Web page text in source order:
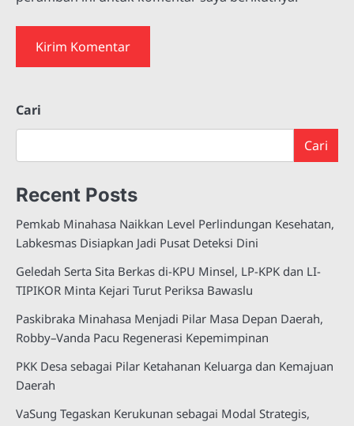
Cari
Cari
Recent Posts
Pemkab Minahasa Naikkan Level Perlindungan Kesehatan,
Labkesmas Disiapkan Jadi Pusat Deteksi Dini
Geledah Serta Sita Berkas di-KPU Minsel, LP-KPK dan LI-
TIPIKOR Minta Kejari Turut Periksa Bawaslu
Paskibraka Minahasa Menjadi Pilar Masa Depan Daerah,
Robby–Vanda Pacu Regenerasi Kepemimpinan
PKK Desa sebagai Pilar Ketahanan Keluarga dan Kemajuan
Daerah
VaSung Tegaskan Kerukunan sebagai Modal Strategis,